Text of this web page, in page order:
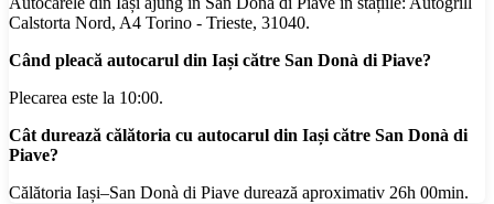
Calstorta Nord, A4 Torino - Trieste, 31040.
Când pleacă autocarul din Iași către San Donà di Piave?
Plecarea este la 10:00.
Cât durează călătoria cu autocarul din Iași către San Donà di
Piave?
Călătoria Iași–San Donà di Piave durează aproximativ 26h 00min.